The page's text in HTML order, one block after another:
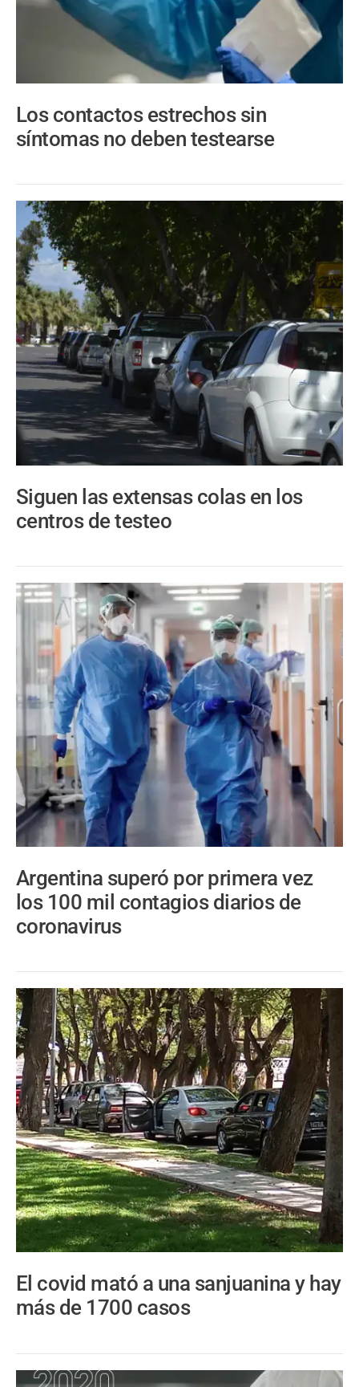
Los contactos estrechos sin
síntomas no deben testearse
Siguen las extensas colas en los
centros de testeo
Argentina superó por primera vez
los 100 mil contagios diarios de
coronavirus
El covid mató a una sanjuanina y hay
más de 1700 casos